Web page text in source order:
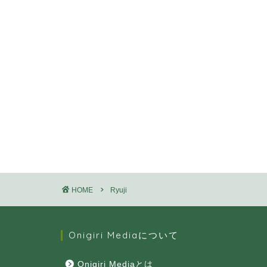
HOME Ryuji
Onigiri Mediaについて
Onigiri Mediaとは